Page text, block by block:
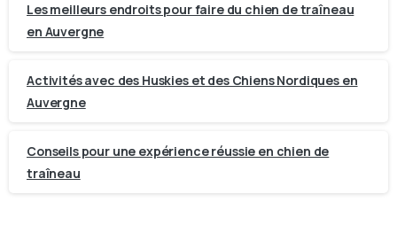
Les meilleurs endroits pour faire du chien de traîneau
en Auvergne
Activités avec des Huskies et des Chiens Nordiques en
Auvergne
Conseils pour une expérience réussie en chien de
traîneau